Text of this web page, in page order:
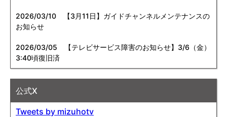
2026/03/10 【3月11日】ガイドチャンネルメンテナンスの
お知らせ
2026/03/05 【テレビサービス障害のお知らせ】3/6（金）
3:40頃復旧済
公式X
Tweets by mizuhotv